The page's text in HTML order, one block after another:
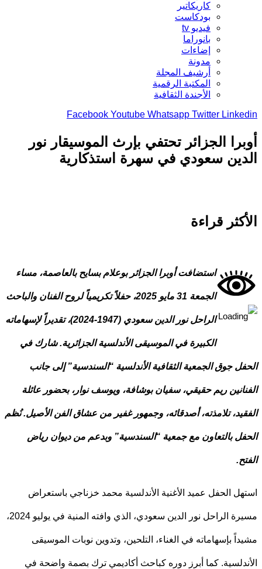
كاريكاتير
بودكاست
فيديو tv
بانوراما
إضاءات
مدونة
أرشيف المجلة
المكتبة الرقمية
الأجندة الثقافية
Facebook Youtube Whatsapp Twitter
الجزائر تحتفي بإرث الموسيقار نور
سعودي في سهرة استذكارية
قراءة
استضافت أوبرا الجزائر بوعلام بسايح بالعاصمة، مساء
الجمعة 31 مايو 2025، حفلاً تكريمياً لروح الفنان والباحث
الراحل نور الدين سعودي (1947-2024)، تقديراً لإسهاماته
الكبيرة في الموسيقى الأندلسية الجزائرية. شارك في
جوق الجمعية الثقافية الأندلسية “السندسية” إلى جانب
ريم حقيقي، سفيان بوشافة، ويوسف نوار، بحضور عائلة
تلامذته، أصدقائه، وجمهور غفير من عشاق الفن الأصيل. نُظم
بالتعاون مع جمعية “السندسية” وبدعم من ديوان رياض
الحفل عميد الأغنية الأندلسية محمد خزناجي باستعراض
مسيرة الراحل نور الدين سعودي، الذي وافته المنية في يوليو 2024،
بإسهاماته في الغناء، التلحين، وتدوين نوبات الموسيقى
كما أبرز دوره كباحث أكاديمي ترك بصمة واضحة في